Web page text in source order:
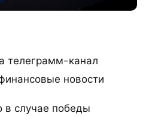
телеграмм-канал
новости
в случае победы